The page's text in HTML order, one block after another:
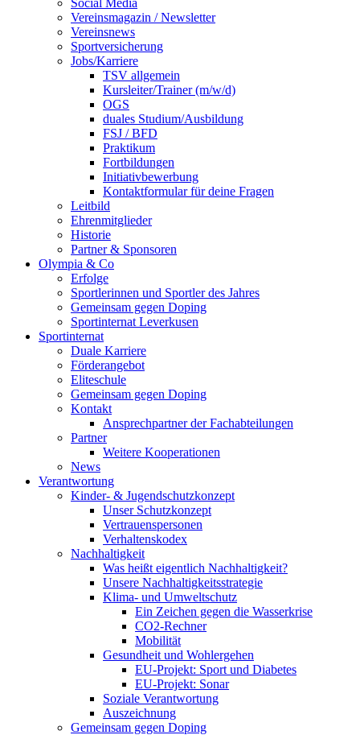
Vereinsmagazin / Newsletter
Vereinsnews
Sportversicherung
Jobs/Karriere
TSV allgemein
Kursleiter/Trainer (m/w/d)
OGS
duales Studium/Ausbildung
FSJ / BFD
Praktikum
Fortbildungen
Initiativbewerbung
Kontaktformular für deine Fragen
Leitbild
Ehrenmitglieder
Historie
Partner & Sponsoren
Olympia & Co
Erfolge
Sportlerinnen und Sportler des Jahres
Gemeinsam gegen Doping
Sportinternat Leverkusen
Sportinternat
Duale Karriere
Förderangebot
Eliteschule
Gemeinsam gegen Doping
Kontakt
Ansprechpartner der Fachabteilungen
Partner
Weitere Kooperationen
News
Verantwortung
Kinder- & Jugendschutzkonzept
Unser Schutzkonzept
Vertrauenspersonen
Verhaltenskodex
Nachhaltigkeit
Was heißt eigentlich Nachhaltigkeit?
Unsere Nachhaltigkeitsstrategie
Klima- und Umweltschutz
Ein Zeichen gegen die Wasserkrise
CO2-Rechner
Mobilität
Gesundheit und Wohlergehen
EU-Projekt: Sport und Diabetes
EU-Projekt: Sonar
Soziale Verantwortung
Auszeichnung
Gemeinsam gegen Doping